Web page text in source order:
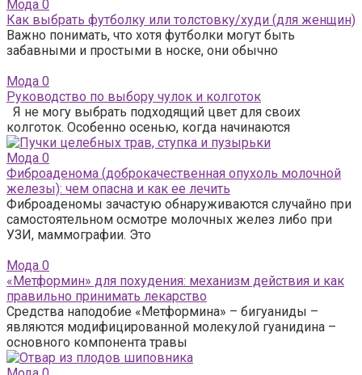
Мода 0
Как выбрать футболку или толстовку/худи (для женщин)
Важно понимать, что хотя футболки могут быть
забавными и простыми в носке, они обычно
Мода 0
Руководство по выбору чулок и колготок
Я не могу выбрать подходящий цвет для своих
колготок. Особенно осенью, когда начинаются
Мода 0
Фиброаденома (доброкачественная опухоль молочной
железы): чем опасна и как ее лечить
Фиброаденомы зачастую обнаруживаются случайно при
самостоятельном осмотре молочных желез либо при
УЗИ, маммографии. Это
Мода 0
«Метформин» для похудения: механизм действия и как
правильно принимать лекарство
Средства наподобие «Метформина» – бигуаниды –
являются модифицированной молекулой гуанидина –
основного компонента травы